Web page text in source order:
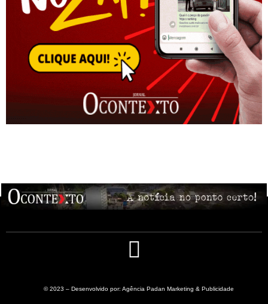
© 2023 – Desenvolvido por: Agência Padan Marketing & Publicidade